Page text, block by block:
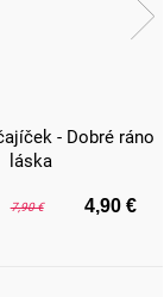
- Dobré ráno
láska
7,90 € 4,90 €